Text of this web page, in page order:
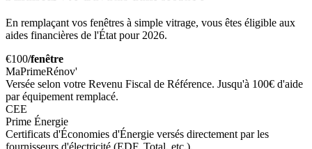
En remplaçant vos fenêtres à simple vitrage, vous êtes éligible aux
aides financières de l'État pour 2026.
€100/fenêtre
MaPrimeRénov'
Versée selon votre Revenu Fiscal de Référence. Jusqu'à 100€ d'aide
par équipement remplacé.
CEE
Prime Énergie
Certificats d'Économies d'Énergie versés directement par les
fournisseurs d'électricité (EDF, Total, etc.).